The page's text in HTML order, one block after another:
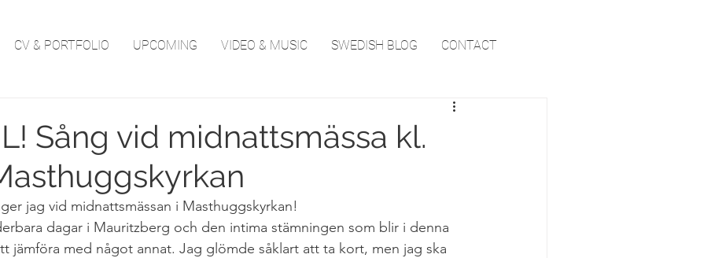
CV & PORTFOLIO UPCOMING VIDEO & MUSIC SWEDISH BLOG CONTACT
Sång vid midnattsmässa kl.
jag vid midnattsmässan i Masthuggskyrkan!
dagar i Mauritzberg och den intima stämningen som blir i denna
jämföra med något annat. Jag glömde såklart att ta kort, men jag ska